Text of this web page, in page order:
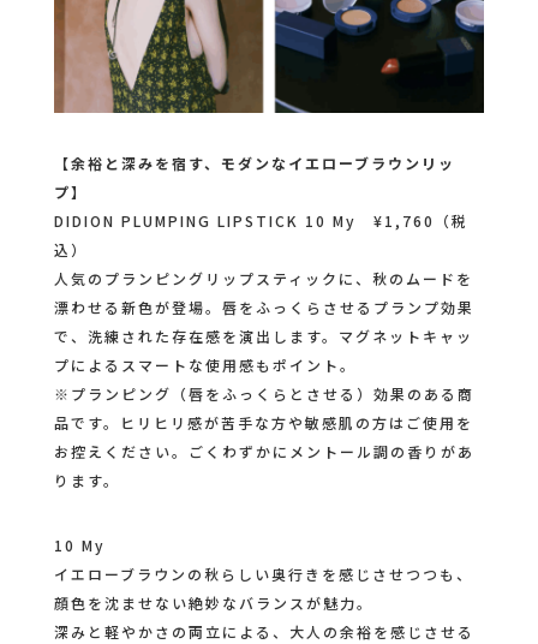
【余裕と深みを宿す、モダンなイエローブラウンリッ
プ】
DIDION PLUMPING LIPSTICK 10 My ¥1,760（税
込）
人気のプランピングリップスティックに、秋のムードを
漂わせる新色が登場。唇をふっくらさせるプランプ効果
で、洗練された存在感を演出します。マグネットキャッ
プによるスマートな使用感もポイント。
※プランピング（唇をふっくらとさせる）効果のある商
品です。ヒリヒリ感が苦手な方や敏感肌の方はご使用を
お控えください。ごくわずかにメントール調の香りがあ
ります。
10 My
イエローブラウンの秋らしい奥行きを感じさせつつも、
顔色を沈ませない絶妙なバランスが魅力。
深みと軽やかさの両立による、大人の余裕を感じさせる